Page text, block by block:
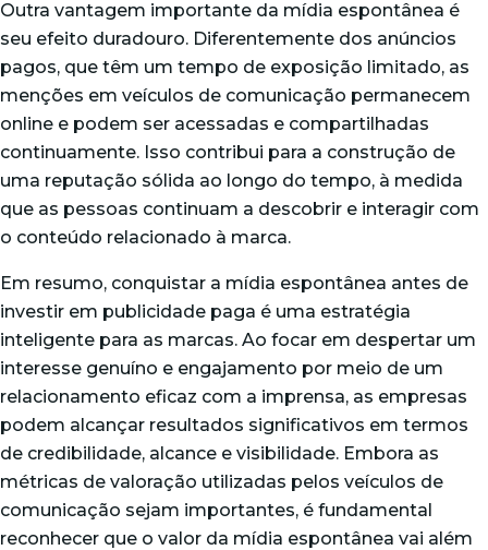
Outra vantagem importante da mídia espontânea é
seu efeito duradouro. Diferentemente dos anúncios
pagos, que têm um tempo de exposição limitado, as
menções em veículos de comunicação permanecem
online e podem ser acessadas e compartilhadas
continuamente. Isso contribui para a construção de
uma reputação sólida ao longo do tempo, à medida
que as pessoas continuam a descobrir e interagir com
o conteúdo relacionado à marca.
Em resumo, conquistar a mídia espontânea antes de
investir em publicidade paga é uma estratégia
inteligente para as marcas. Ao focar em despertar um
interesse genuíno e engajamento por meio de um
relacionamento eficaz com a imprensa, as empresas
podem alcançar resultados significativos em termos
de credibilidade, alcance e visibilidade. Embora as
métricas de valoração utilizadas pelos veículos de
comunicação sejam importantes, é fundamental
reconhecer que o valor da mídia espontânea vai além